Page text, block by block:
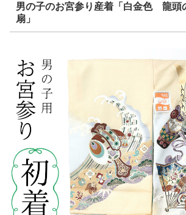
男の子のお宮参り産着「白金色 龍頭
扇」